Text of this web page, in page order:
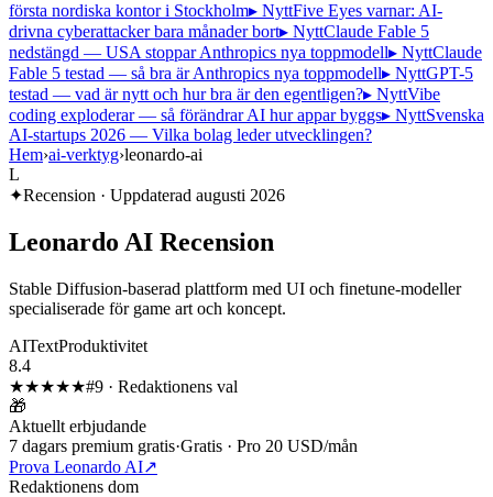
första nordiska kontor i Stockholm▸ NyttFive Eyes varnar: AI-
drivna cyberattacker bara månader bort▸ NyttClaude Fable 5
nedstängd — USA stoppar Anthropics nya toppmodell▸ NyttClaude
Fable 5 testad — så bra är Anthropics nya toppmodell▸ NyttGPT-5
testad — vad är nytt och hur bra är den egentligen?▸ NyttVibe
coding exploderar — så förändrar AI hur appar byggs▸ NyttSvenska
AI-startups 2026 — Vilka bolag leder utvecklingen?
Hem›ai-verktyg›leonardo-ai
L
✦Recension · Uppdaterad augusti 2026
Leonardo AI Recension
Stable Diffusion-baserad plattform med UI och finetune-modeller
specialiserade för game art och koncept.
AITextProduktivitet
8.4
★★★★★#9 · Redaktionens val
🎁
Aktuellt erbjudande
7 dagars premium gratis·Gratis · Pro 20 USD/mån
Prova Leonardo AI↗
Redaktionens dom